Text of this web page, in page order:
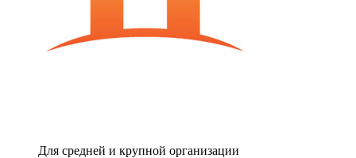
Для средней и крупной организации